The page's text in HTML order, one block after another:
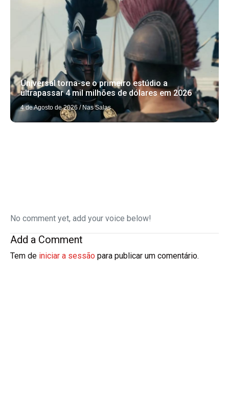
Universal torna-se o primeiro estúdio a
ultrapassar 4 mil milhões de dólares em 2026
4 de Agosto de 2026 / Nas Salas
No comment yet, add your voice below!
Add a Comment
Tem de iniciar a sessão para publicar um comentário.